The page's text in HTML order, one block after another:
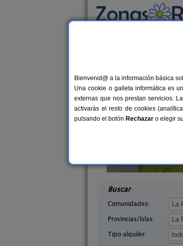
Casas
22 €
Buscar
Comunidades:
Provincias/Islas:
Tipo alquiler:
Bienvenid@ a la información básica
Una cookie o galleta informática es
externas que nos prestan servicios.
activarás el resto de cookies
pulsando el botón Rechazar o elegir